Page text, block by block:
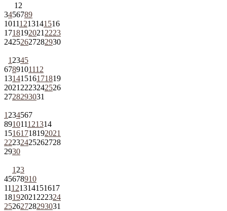
1 2
3456789
10111213141516
1718192021 2223
24252627282930
1 2345
6789101112
13141516171819
2021 2223242526
2728293031
1 234567
891011121314
15161718192021
22232425262728
2930
1 23
45678910
11121314151617
18192021 222324
25262728293031